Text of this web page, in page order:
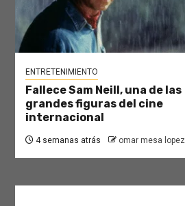
ENTRETENIMIENTO
Fallece Sam Neill, una de las
grandes figuras del cine
internacional
4 semanas atrás omar mesa lopez